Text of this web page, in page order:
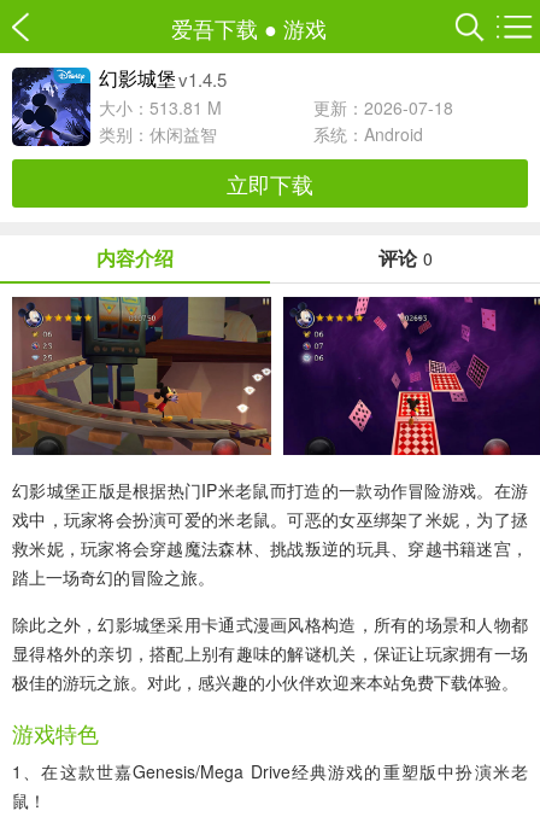
爱吾下载 ● 游戏
幻影城堡v1.4.5
大小：513.81 M
更新：2026-07-18
类别： 休闲益智 系统：Android
立即下载
内容介绍 评论 0
幻影城堡正版是根据热门IP米老鼠而打造的一款动作冒险游戏。在游
戏中，玩家将会扮演可爱的米老鼠。可恶的女巫绑架了米妮，为了拯
救米妮，玩家将会穿越魔法森林、挑战叛逆的玩具、穿越书籍迷宫，
踏上一场奇幻的冒险之旅。
除此之外，幻影城堡采用卡通式漫画风格构造，所有的场景和人物都
显得格外的亲切，搭配上别有趣味的解谜机关，保证让玩家拥有一场
极佳的游玩之旅。对此，感兴趣的小伙伴欢迎来本站免费下载体验。
游戏特色
1、在这款世嘉Genesis/Mega Drive经典游戏的重塑版中扮演米老
鼠！